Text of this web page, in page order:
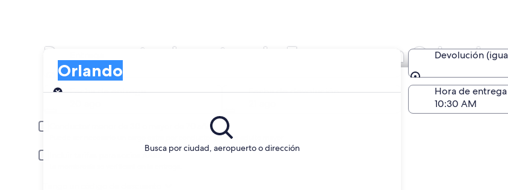
Busca renta de autos de Europcar en Orlando
Busca por ciudad, aeropuerto o dirección
Orlando
Entrega
Devolución
Devolución
Fecha de entrega
Fecha de devolución
Hora de entrega
Conductor menor de 30 o mayor de 70 años
Puede ser necesario un cargo extra por conductor joven o adulto mayor.